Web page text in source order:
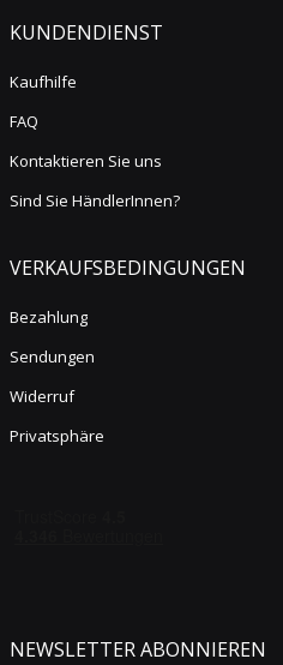
KUNDENDIENST
Kaufhilfe
FAQ
Kontaktieren Sie uns
Sind Sie HändlerInnen?
VERKAUFSBEDINGUNGEN
Bezahlung
Sendungen
Widerruf
Privatsphäre
NEWSLETTER ABONNIEREN